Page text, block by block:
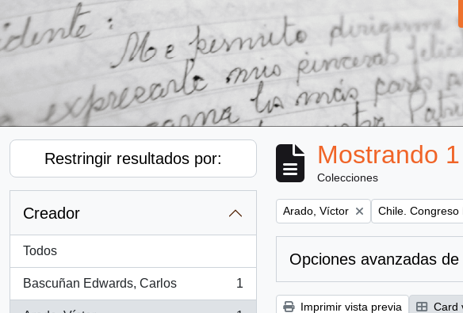
Restringir resultados por:
Creador
Todos
Bascuñan Edwards, Carlos
, 1 resultados
1
Mostrando
Colecciones
Remove filter:
Arado, Víctor Remove filter:
Chile. Congreso
Opciones avanzadas
Imprimir vista previa Card